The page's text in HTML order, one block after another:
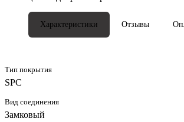
Характеристики Отзывы
Тип покрытия
SPC
Вид соединения
Замковый